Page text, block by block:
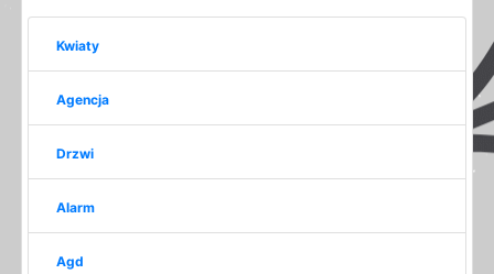
Kwiaty
Agencja
Drzwi
Alarm
Agd